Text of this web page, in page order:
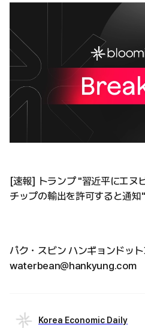
[速報] トランプ "習近平にエヌ
チップの輸出を許可すると通知"
パク・スビン ハンギョンドッ
waterbean@hankyung.com
Korea Economic Daily